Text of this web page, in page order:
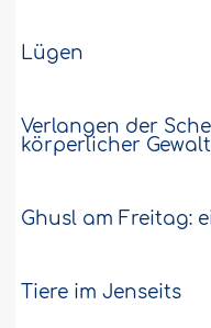
erlangen kann
Was ist die
kann? Gibt es
eines
32228
Lügen
Verlangen der
körperlicher Gewalt
Ghusl am Freitag:
Tiere im Jenseits